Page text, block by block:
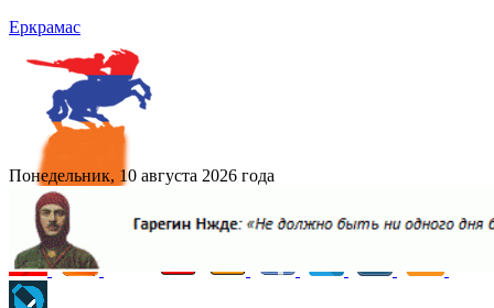
Еркрамас
Понедельник, 10 августа 2026 года